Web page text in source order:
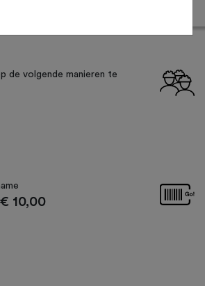
de volgende manieren te
€ 10,00